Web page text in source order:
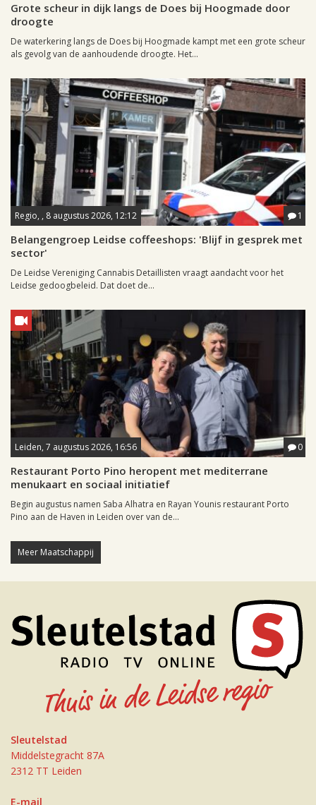
Grote scheur in dijk langs de Does bij Hoogmade door
droogte
De waterkering langs de Does bij Hoogmade kampt met een grote scheur
als gevolg van de aanhoudende droogte. Het...
Regio, , 8 augustus 2026, 12:12 1
Belangengroep Leidse coffeeshops: 'Blijf in gesprek met
sector'
De Leidse Vereniging Cannabis Detaillisten vraagt aandacht voor het
Leidse gedoogbeleid. Dat doet de...
Leiden, 7 augustus 2026, 16:56 0
Restaurant Porto Pino heropent met mediterrane
menukaart en sociaal initiatief
Begin augustus namen Saba Alhatra en Rayan Younis restaurant Porto
Pino aan de Haven in Leiden over van de...
Meer Maatschappij
Sleutelstad
Middelstegracht 87A
2312 TT Leiden
E-mail